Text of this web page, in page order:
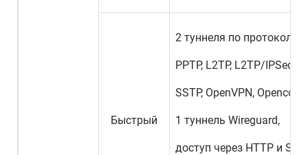
Быстрый
2 туннеля по
PPTP, L2TP, L2TP/IPSec,
SSTP, OpenVPN,
1 туннель Wireguard,
доступ через HTTP и